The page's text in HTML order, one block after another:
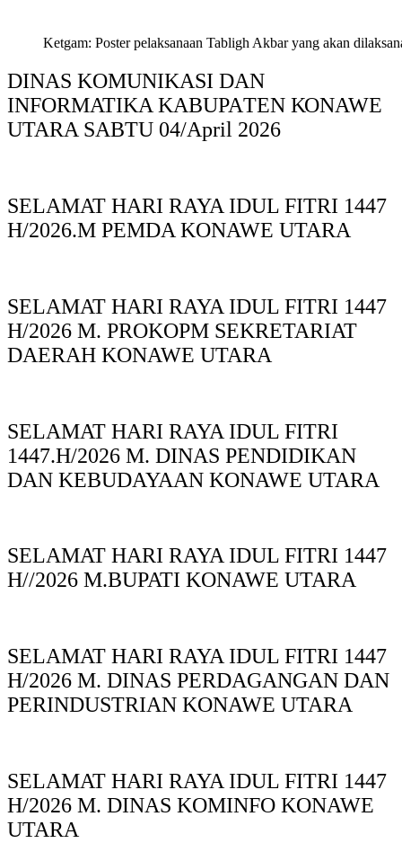
Ketgam: Poster pelaksanaan Tabligh Akbar yang akan
DINAS KOMUNIKASI DAN
INFORMATIKA KABUPAΤΕΝ ΚΟNAWE
UTARA SABTU 04/April 2026
SELAMAT HARI RAYA IDUL FITRI 1447
H/2026.M PEMDA KONAWE UTARA
SELAMAT HARI RAYA IDUL FITRI 1447
H/2026 M. PROKOPM SEKRETARIAT
DAERAH KONAWE UTARA
SELAMAT HARI RAYA IDUL FITRI
1447.H/2026 M. DINAS PENDIDIKAN
DAN KEBUDAYAAN KONAWE UTARA
SELAMAT HARI RAYA IDUL FITRI 1447
H//2026 M.BUPATI KONAWE UTARA
SELAMAT HARI RAYA IDUL FITRI 1447
H/2026 M. DINAS PERDAGANGAN DAN
PERINDUSTRIAN KONAWE UTARA
SELAMAT HARI RAYA IDUL FITRI 1447
H/2026 M. DINAS KOMINFO KONAWE
UTARA